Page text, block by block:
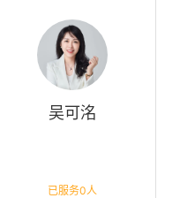
吴可洺
已服务0人